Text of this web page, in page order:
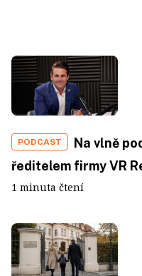
PODCAST
Na vlně
ředitelem firmy VR
1 minuta čtení